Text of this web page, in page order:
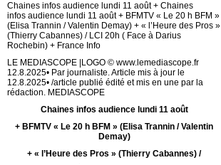
Chaines infos audience lundi 11 août + Chaines
infos audience lundi 11 août + BFMTV « Le 20 h BFM »
(Elisa Trannin / Valentin Demay) + « l’Heure des Pros »
(Thierry Cabannes) / LCI 20h ( Face à Darius
Rochebin) + France Info
LE MEDIASCOPE |LOGO © www.lemediascope.fr
12.8.2025• Par journaliste. Article mis à jour le
12.8.2025• /article publié édité et mis en une par la
rédaction. MEDIASCOPE
Chaines infos audience lundi 11 août
+ BFMTV « Le 20 h BFM » (Elisa Trannin / Valentin
Demay)
+ « l’Heure des Pros » (Thierry Cabannes) /